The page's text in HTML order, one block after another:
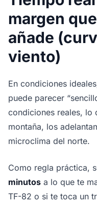
margen
añade
viento)
En condiciones
puede parecer
condiciones reales, lo
montaña, los
microclima del norte.
Como regla práctica,
minutos a lo que te
TF-82 o si te toca un